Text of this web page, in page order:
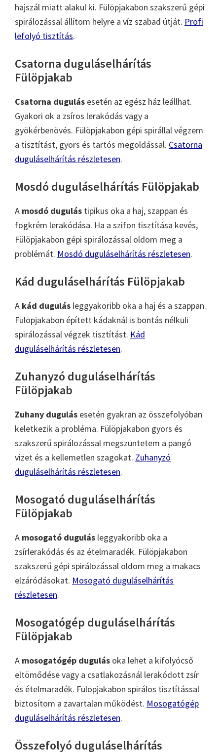
hajszál miatt alakul ki. Fülöpjakabon szakszerű gépi
spirálozással állítom helyre a víz szabad útját. Profi
lefolyó tisztítás.
Csatorna duguláselhárítás
Fülöpjakab
Csatorna dugulás esetén az egész ház leállhat.
Gyakori ok a zsíros lerakódás vagy a
gyökérbenövés. Fülöpjakabon gépi spirállal végzem
a tisztítást, gyors és tartós megoldással. Csatorna
duguláselhárítás részletesen.
Mosdó duguláselhárítás Fülöpjakab
A mosdó dugulás tipikus oka a haj, szappan és
fogkrém lerakódása. Ha a szifon tisztítása kevés,
Fülöpjakabon gépi spirálozással oldom meg a
problémát. Mosdó duguláselhárítás részletesen.
Kád duguláselhárítás Fülöpjakab
A kád dugulás leggyakoribb oka a haj és a szappan.
Fülöpjakabon épített kádaknál is bontás nélküli
spirálozással végzek tisztítást. Kád
duguláselhárítás részletesen.
Zuhanyzó duguláselhárítás
Fülöpjakab
Zuhany dugulás esetén gyakran az összefolyóban
keletkezik a probléma. Fülöpjakabon gyors és
szakszerű spirálozással megszüntetem a pangó
vizet és a kellemetlen szagokat. Zuhanyzó
duguláselhárítás részletesen.
Mosogató duguláselhárítás
Fülöpjakab
A mosogató dugulás leggyakoribb oka a
zsírlerakódás és az ételmaradék. Fülöpjakabon
szakszerű gépi spirálozással oldom meg a makacs
elzáródásokat. Mosogató duguláselhárítás
részletesen.
Mosogatógép duguláselhárítás
Fülöpjakab
A mosogatógép dugulás oka lehet a kifolyócső
eltömődése vagy a csatlakozásnál lerakódott zsír
és ételmaradék. Fülöpjakabon spirálos tisztítással
biztosítom a zavartalan működést. Mosogatógép
duguláselhárítás részletesen.
Összefolyó duguláselhárítás